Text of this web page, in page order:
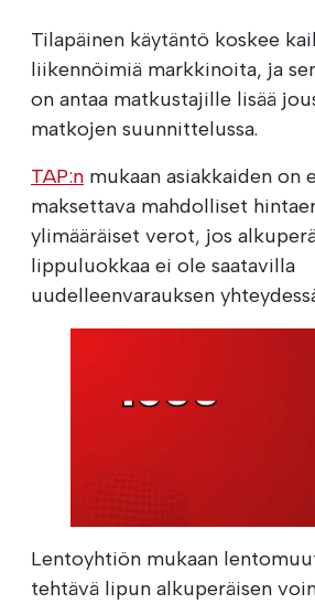
Tilapäinen käytäntö koskee
liikennöimiä markkinoita, ja
on antaa matkustajille lisää
matkojen suunnittelussa.
TAP:n mukaan asiakkaiden on
maksettava mahdolliset
ylimääräiset verot, jos
lippuluokkaa ei ole saatavilla
uudelleenvarauksen
Lentoyhtiön mukaan
tehtävä lipun alkuperäisen